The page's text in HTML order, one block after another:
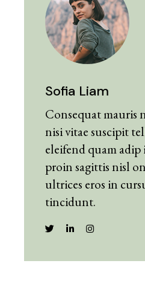
Sofia Liam
Consequat mauris
nisi vitae suscipit
eleifend quam adip
proin sagittis nisl
ultrices eros in
tincidunt.